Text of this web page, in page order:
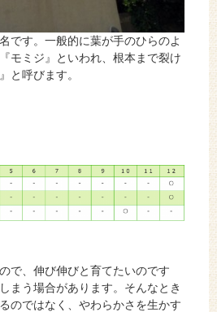
です。一般的に葉が手のひらのよ
モミジ』といわれ、根本まで裂け
と呼びます。
で、伸び伸びと育てたいのです
まう場合があります。そんなとき
のではなく、やわらかさを生かす